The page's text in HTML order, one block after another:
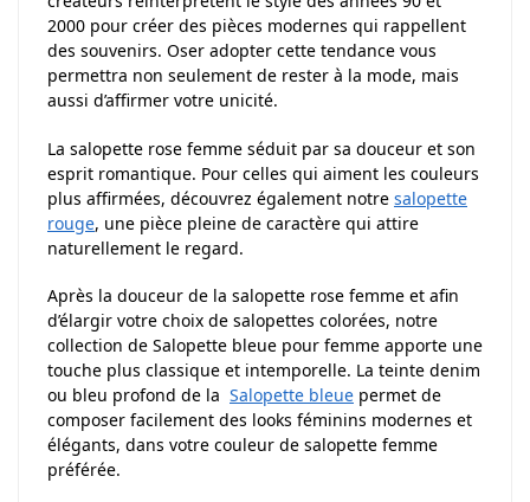
2000 pour créer des pièces modernes qui rappellent
des souvenirs. Oser adopter cette tendance vous
permettra non seulement de rester à la mode, mais
aussi d’affirmer votre unicité.
La salopette rose femme séduit par sa douceur et son
esprit romantique. Pour celles qui aiment les couleurs
plus affirmées, découvrez également notre salopette
rouge, une pièce pleine de caractère qui attire
naturellement le regard.
Après la douceur de la salopette rose femme et afin
d’élargir votre choix de salopettes colorées, notre
collection de Salopette bleue pour femme apporte une
touche plus classique et intemporelle. La teinte denim
ou bleu profond de la Salopette bleue permet de
composer facilement des looks féminins modernes et
élégants, dans votre couleur de salopette femme
préférée.